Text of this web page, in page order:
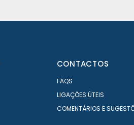
CONTACTOS
FAQS
LIGAÇÕES ÚTEIS
COMENTÁRIOS E